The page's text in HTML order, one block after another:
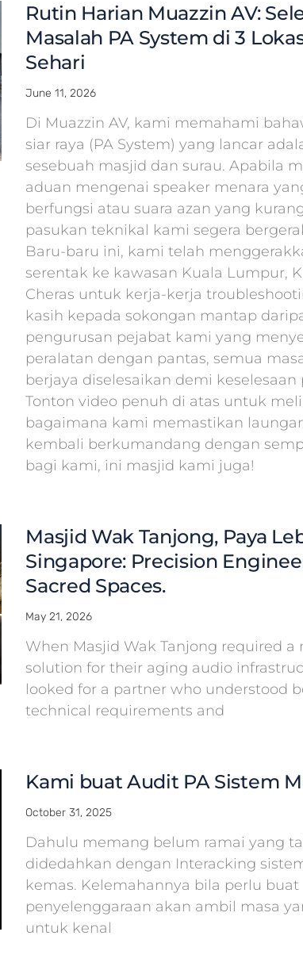
Rutin Harian Muazzin AV:
Masalah PA System di 3
Sehari
June 11, 2026
Di Muazzin AV, kami memahami
siar raya (PA System) yang lancar
sesebuah masjid dan surau. Apabila
aduan mengenai speaker menara
berfungsi atau suara azan yang
pasukan teknikal kami segera
Baru-baru ini, kami telah
serentak ke kawasan Kuala Lumpur,
Cheras untuk kerja-kerja
kasih kepada sokongan mantap
pengurusan pejabat kami yang
peralatan dengan pantas, semua
berjaya diselesaikan demi keselesaan
Tonton video penuh di atas untuk
bagaimana kami memastikan
kembali berkumandang dengan
bagi kami, ini masjid kami juga!
Masjid Wak Tanjong, Paya
Singapore: Precision
Sacred Spaces.
May 21, 2026
When Masjid Wak Tanjong required a
solution for their aging audio
looked for a partner who understood
technical requirements and
Kami buat Audit PA Sistem
October 31, 2025
Dahulu memang belum ramai yang
didedahkan dengan Interacking
kemas. Kelemahannya bila perlu buat
penyelenggaraan akan ambil masa
untuk kenal